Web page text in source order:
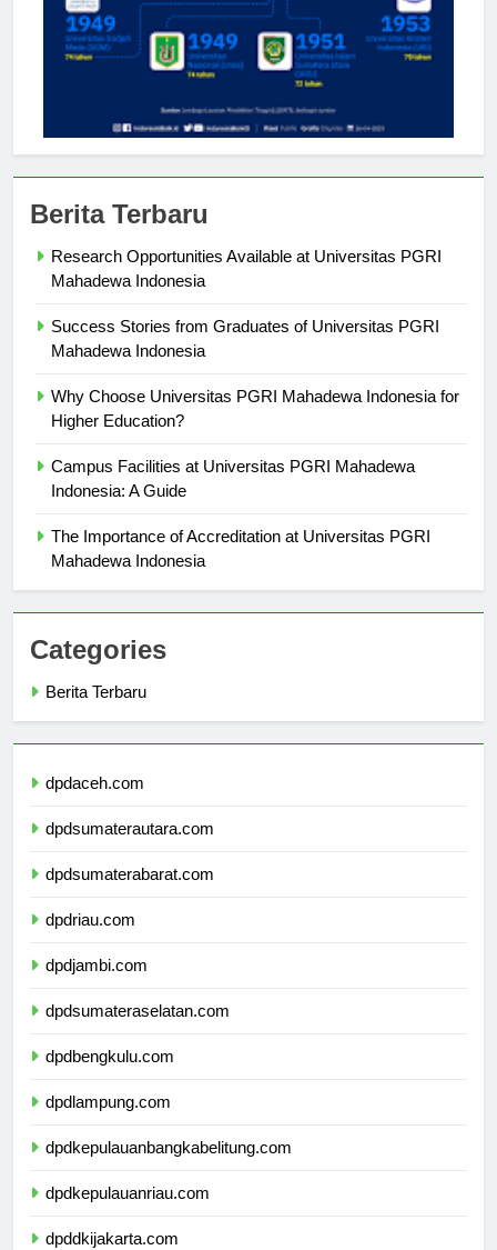
Berita Terbaru
Research Opportunities Available at Universitas PGRI
Mahadewa Indonesia
Success Stories from Graduates of Universitas PGRI
Mahadewa Indonesia
Why Choose Universitas PGRI Mahadewa Indonesia for
Higher Education?
Campus Facilities at Universitas PGRI Mahadewa
Indonesia: A Guide
The Importance of Accreditation at Universitas PGRI
Mahadewa Indonesia
Categories
Berita Terbaru
dpdaceh.com
dpdsumaterautara.com
dpdsumaterabarat.com
dpdriau.com
dpdjambi.com
dpdsumateraselatan.com
dpdbengkulu.com
dpdlampung.com
dpdkepulauanbangkabelitung.com
dpdkepulauanriau.com
dpddkijakarta.com